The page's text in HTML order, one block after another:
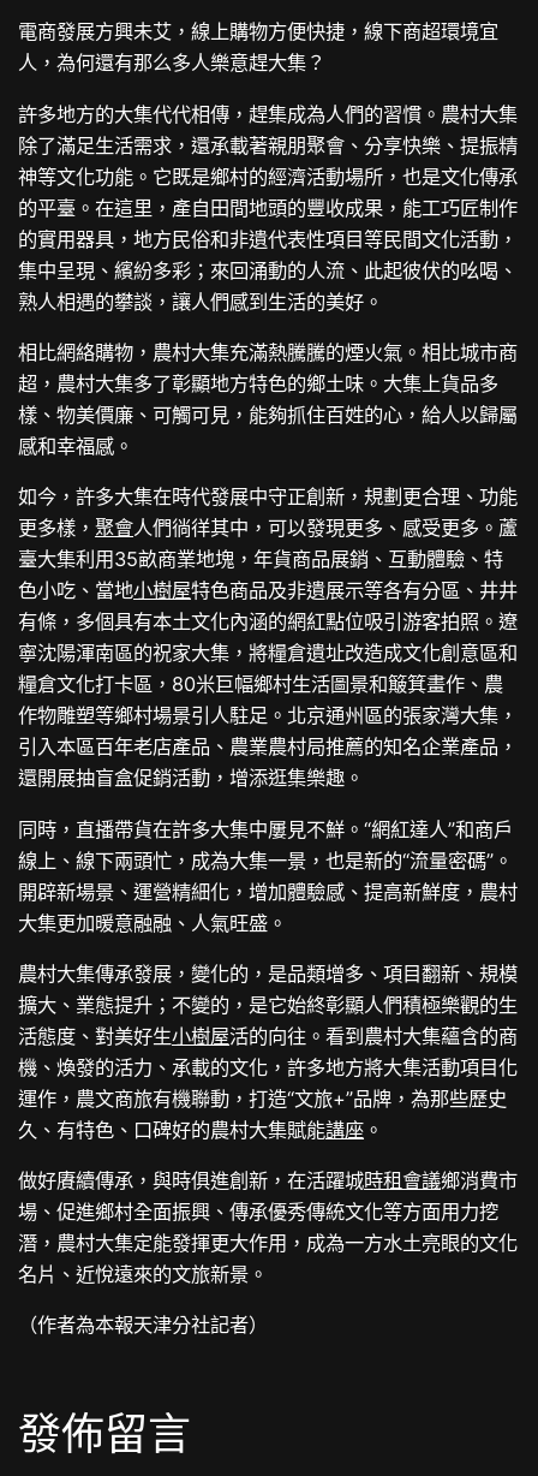
電商發展方興未艾，線上購物方便快捷，線下商超環境宜
人，為何還有那么多人樂意趕大集？
許多地方的大集代代相傳，趕集成為人們的習慣。農村大集
除了滿足生活需求，還承載著親朋聚會、分享快樂、提振精
神等文化功能。它既是鄉村的經濟活動場所，也是文化傳承
的平臺。在這里，產自田間地頭的豐收成果，能工巧匠制作
的實用器具，地方民俗和非遺代表性項目等民間文化活動，
集中呈現、繽紛多彩；來回涌動的人流、此起彼伏的吆喝、
熟人相遇的攀談，讓人們感到生活的美好。
相比網絡購物，農村大集充滿熱騰騰的煙火氣。相比城市商
超，農村大集多了彰顯地方特色的鄉土味。大集上貨品多
樣、物美價廉、可觸可見，能夠抓住百姓的心，給人以歸屬
感和幸福感。
如今，許多大集在時代發展中守正創新，規劃更合理、功能
更多樣，聚會人們徜徉其中，可以發現更多、感受更多。蘆
臺大集利用35畝商業地塊，年貨商品展銷、互動體驗、特
色小吃、當地小樹屋特色商品及非遺展示等各有分區、井井
有條，多個具有本土文化內涵的網紅點位吸引游客拍照。遼
寧沈陽渾南區的祝家大集，將糧倉遺址改造成文化創意區和
糧倉文化打卡區，80米巨幅鄉村生活圖景和簸箕畫作、農
作物雕塑等鄉村場景引人駐足。北京通州區的張家灣大集，
引入本區百年老店產品、農業農村局推薦的知名企業產品，
還開展抽盲盒促銷活動，增添逛集樂趣。
同時，直播帶貨在許多大集中屢見不鮮。“網紅達人”和商戶
線上、線下兩頭忙，成為大集一景，也是新的“流量密碼”。
開辟新場景、運營精細化，增加體驗感、提高新鮮度，農村
大集更加暖意融融、人氣旺盛。
農村大集傳承發展，變化的，是品類增多、項目翻新、規模
擴大、業態提升；不變的，是它始終彰顯人們積極樂觀的生
活態度、對美好生小樹屋活的向往。看到農村大集蘊含的商
機、煥發的活力、承載的文化，許多地方將大集活動項目化
運作，農文商旅有機聯動，打造“文旅+”品牌，為那些歷史
久、有特色、口碑好的農村大集賦能講座 。
做好賡續傳承，與時俱進創新，在活躍城時租會議鄉消費市
場、促進鄉村全面振興、傳承優秀傳統文化等方面用力挖
潛，農村大集定能發揮更大作用，成為一方水土亮眼的文化
名片、近悅遠來的文旅新景。
（作者為本報天津分社記者）
發佈留言